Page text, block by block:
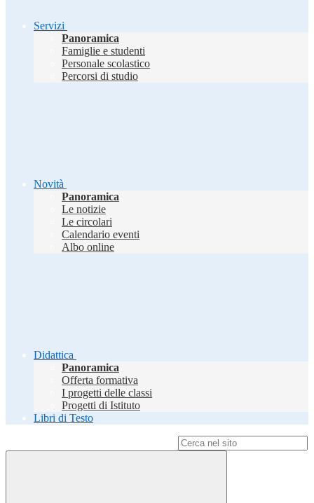
Servizi
Panoramica
Famiglie e studenti
Personale scolastico
Percorsi di studio
Novità
Panoramica
Le notizie
Le circolari
Calendario eventi
Albo online
Didattica
Panoramica
Offerta formativa
I progetti delle classi
Progetti di Istituto
Libri di Testo